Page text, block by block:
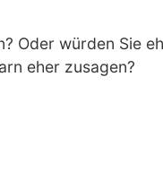
Oder würden Sie
eher zusagen?